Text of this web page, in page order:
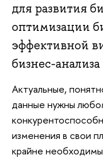
для развития
оптимизации
эффективной
бизнес-анализа
Актуальные,
данные нужны
изменения в свои
крайне